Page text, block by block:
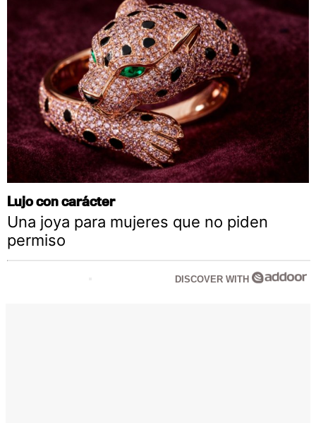
Lujo con carácter
Una joya para mujeres que no piden
permiso
DISCOVER WITH